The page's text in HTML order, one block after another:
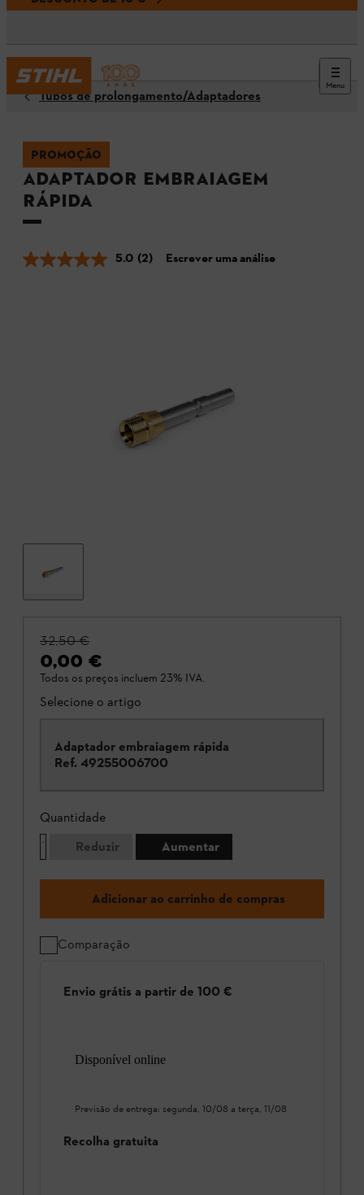
Menu
Tubos de prolongamento/Adaptadores
PROMOÇÃO
Adaptador embraiagem
rápida
5.0 (2) Escrever uma análise
32,50 €
0,00 €
Todos os preços incluem 23% IVA.
Selecione o artigo
Adaptador embraiagem rápida
Ref. 49255006700
Quantidade
Reduzir
Aumentar
Adicionar ao carrinho de compras
Comparação
Envio grátis a partir de 100 €
Disponível online
Previsão de entrega: segunda, 10/08 a terça, 11/08
Recolha gratuita